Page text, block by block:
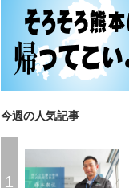
今週の人気記事
1